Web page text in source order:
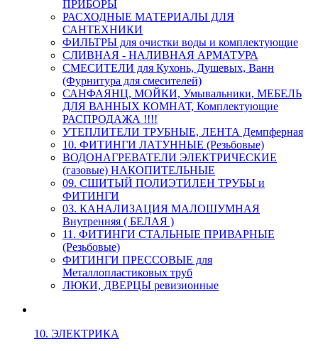
ПРИБОРЫ
РАСХОДНЫЕ МАТЕРИАЛЫ ДЛЯ
САНТЕХНИКИ
ФИЛЬТРЫ для очистки воды и комплектующие
СЛИВНАЯ - НАЛИВНАЯ АРМАТУРА
СМЕСИТЕЛИ для Кухонь, Душевых, Ванн
(Фурнитура для смесителей)
САНФАЯНЦ, МОЙКИ, Умывальники, МЕБЕЛЬ
ДЛЯ ВАННЫХ КОМНАТ, Комплектующие
РАСПРОДАЖА !!!!
УТЕПЛИТЕЛИ ТРУБНЫЕ, ЛЕНТА Демпферная
10. ФИТИНГИ ЛАТУННЫЕ (Резьбовые)
ВОДОНАГРЕВАТЕЛИ ЭЛЕКТРИЧЕСКИЕ
(газовые) НАКОПИТЕЛЬНЫЕ
09. СШИТЫЙ ПОЛИЭТИЛЕН ТРУБЫ и
ФИТИНГИ
03. КАНАЛИЗАЦИЯ МАЛОШУМНАЯ
Внутренняя ( БЕЛАЯ )
11. ФИТИНГИ СТАЛЬНЫЕ ПРИВАРНЫЕ
(Резьбовые)
ФИТИНГИ ПРЕССОВЫЕ для
Металлопластиковых труб
ЛЮКИ, ДВЕРЦЫ ревизионные
10. ЭЛЕКТРИКА